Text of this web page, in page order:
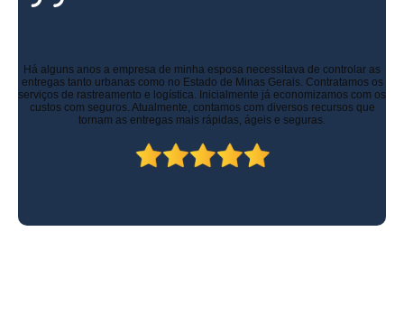
Há alguns anos a empresa de minha esposa necessitava de controlar as
entregas tanto urbanas como no Estado de Minas Gerais. Contratamos os
serviços de rastreamento e logística. Inicialmente já economizamos com os
custos com seguros. Atualmente, contamos com diversos recursos que
tornam as entregas mais rápidas, ágeis e seguras.